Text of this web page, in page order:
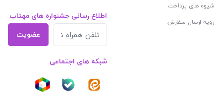
شیوه های پرداخت
رویه ارسال سفارش
اطلاع رسانی جشنواره های مهتاب
عضویت
شبکه های اجتماعی